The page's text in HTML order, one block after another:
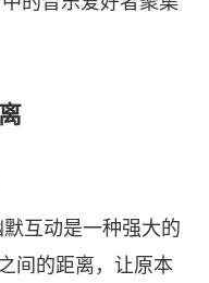
互动是一种强大的
间的距离，让原本